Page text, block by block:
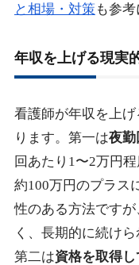
と相場・対策 も参考
年収を上げる現実
看護師が年収を上
ります。第一は夜勤
回あたり1〜2万円
約100万円のプラス
性のある方法です
く、長期的に続け
第二は資格を取得